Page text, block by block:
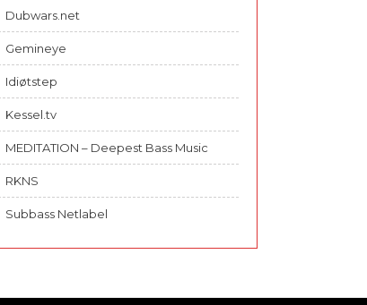
Dubwars.net
Gemineye
Idiøtstep
Kessel.tv
MEDITATION – Deepest Bass Music
RKNS
Subbass Netlabel